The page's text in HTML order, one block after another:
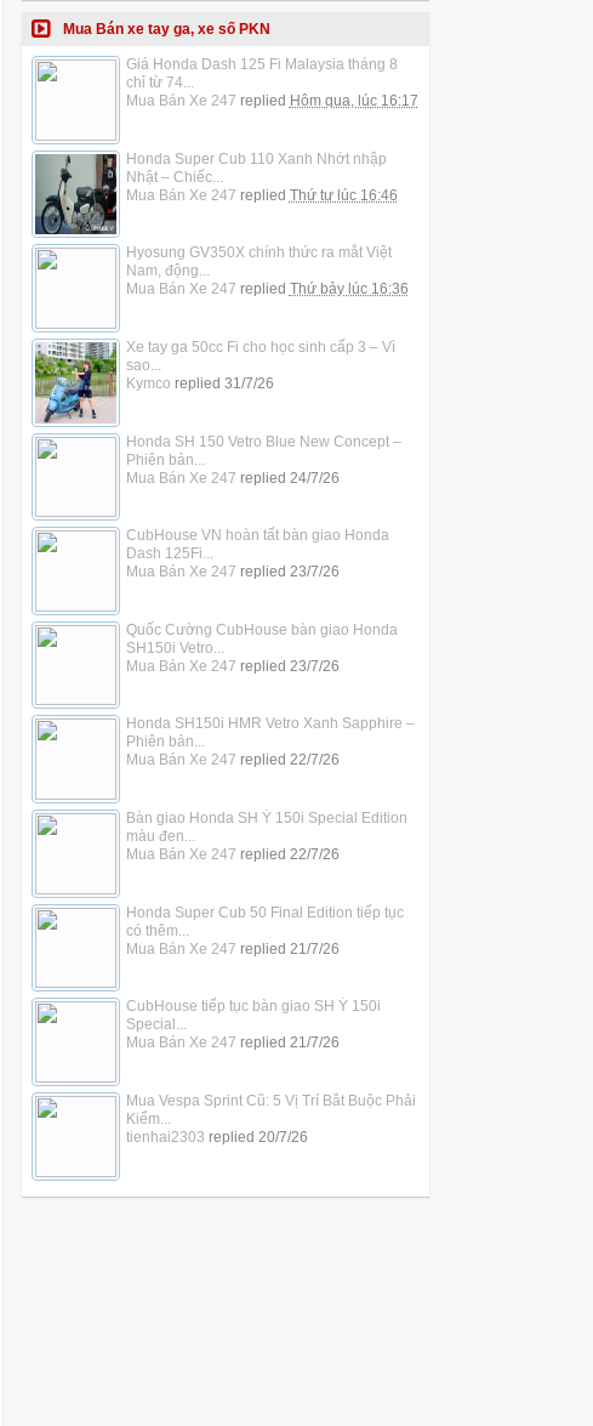
Mua Bán xe tay ga, xe số PKN
Giá Honda Dash 125 Fi Malaysia tháng 8
chỉ từ 74...
Mua Bán Xe 247 replied Hôm qua, lúc 16:17
Honda Super Cub 110 Xanh Nhớt nhập
Nhật – Chiếc...
Mua Bán Xe 247 replied Thứ tư lúc 16:46
Hyosung GV350X chính thức ra mắt Việt
Nam, động...
Mua Bán Xe 247 replied Thứ bảy lúc 16:36
Xe tay ga 50cc Fi cho học sinh cấp 3 – Vì
sao...
Kymco replied 31/7/26
Honda SH 150 Vetro Blue New Concept –
Phiên bản...
Mua Bán Xe 247 replied 24/7/26
CubHouse VN hoàn tất bàn giao Honda
Dash 125Fi...
Mua Bán Xe 247 replied 23/7/26
Quốc Cường CubHouse bàn giao Honda
SH150i Vetro...
Mua Bán Xe 247 replied 23/7/26
Honda SH150i HMR Vetro Xanh Sapphire –
Phiên bản...
Mua Bán Xe 247 replied 22/7/26
Bàn giao Honda SH Ý 150i Special Edition
màu đen...
Mua Bán Xe 247 replied 22/7/26
Honda Super Cub 50 Final Edition tiếp tục
có thêm...
Mua Bán Xe 247 replied 21/7/26
CubHouse tiếp tục bàn giao SH Ý 150i
Special...
Mua Bán Xe 247 replied 21/7/26
Mua Vespa Sprint Cũ: 5 Vị Trí Bắt Buộc Phải
Kiểm...
tienhai2303 replied 20/7/26